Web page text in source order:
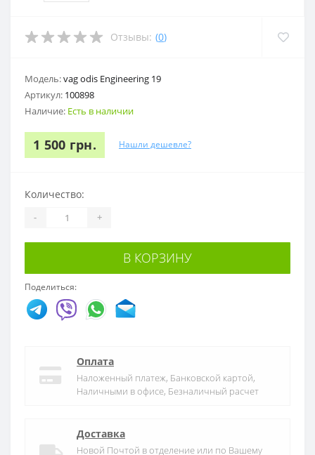
Отзывы: (0)
Модель:vag odis Engineering 19
Артикул: 100898
Наличие: Есть в наличии
1 500 грн. Нашли дешевле?
Количество:
- +
В КОРЗИНУ
Поделиться:
Оплата
Наложенный платеж, Банковской картой,
Наличными в офисе, Безналичный расчет
Доставка
Новой Почтой в отделение или по Вашему